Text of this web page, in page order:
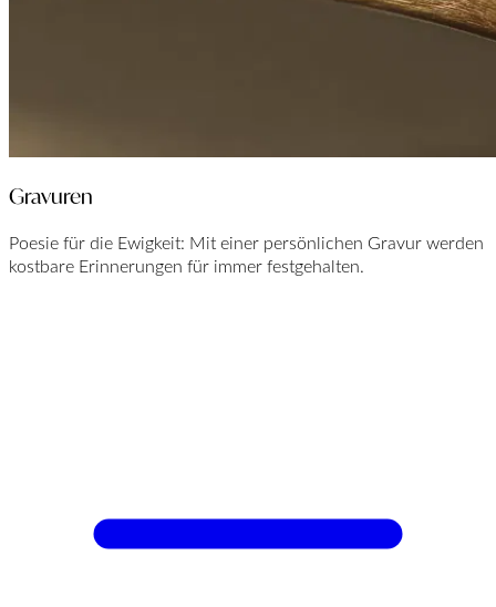
Gravuren
Poesie für die Ewigkeit: Mit einer persönlichen Gravur werden
kostbare Erinnerungen für immer festgehalten.